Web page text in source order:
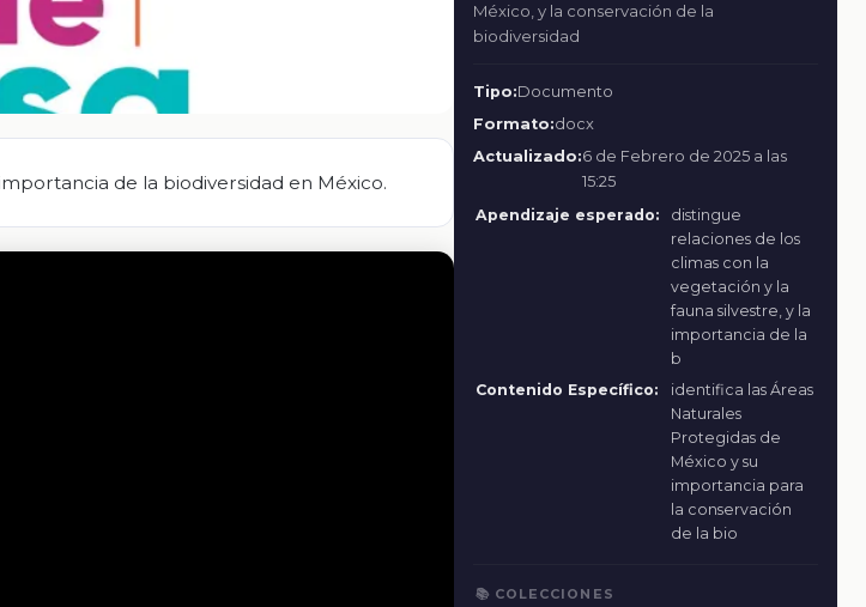
de la biodiversidad en México.
México, y la conservación de la
biodiversidad
Tipo:Documento
Formato:docx
Actualizado:6 de Febrero de 2025 a las
15:25
Apendizaje esperado:
distingue
relaciones de los
climas con la
vegetación y la
fauna silvestre, y la
importancia de la
b
Contenido Específico:
identifica las Áreas
Naturales
Protegidas de
México y su
importancia para
la conservación
de la bio
📚 COLECCIONES